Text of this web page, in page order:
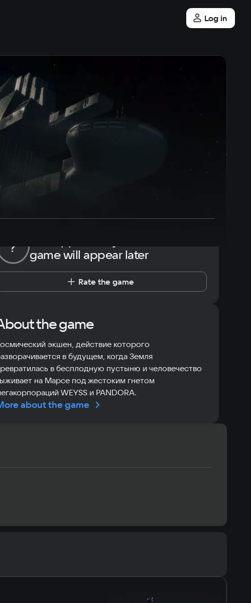
Log in
?
game will appear later
Rate the game
the game
экшен, действие которого
в будущем, когда Земля
в бесплодную пустыню и человечество
на Марсе под жестоким гнетом
WEYSS и PANDORA.
about the game
Text